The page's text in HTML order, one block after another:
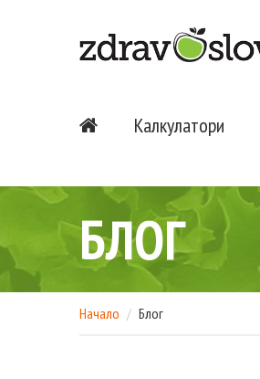
Калкулатори
БЛОГ
Начало Блог